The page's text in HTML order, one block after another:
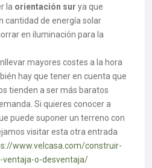
la orientación sur ya que
cantidad de energía solar
en iluminación para la
mayores costes a la hora
hay que tener en cuenta que
tienden a ser más baratos
Si quieres conocer a
puede suponer un terreno con
visitar esta otra entrada
www.velcasa.com/construir-
ventaja-o-desventaja/